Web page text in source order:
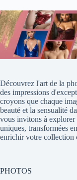
Découvrez l'art de la
des impressions
croyons que chaque
beauté et la sensualité
vous invitons à
uniques, transformées
enrichir votre collection
PHOTOS